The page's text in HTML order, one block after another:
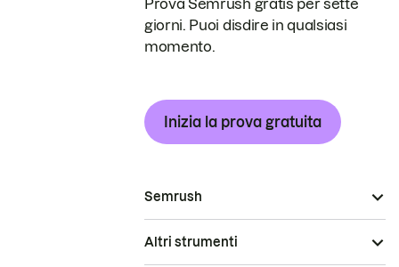
Prova Semrush gratis per sette
giorni. Puoi disdire in qualsiasi
momento.
Inizia la prova gratuita
Semrush
Altri strumenti